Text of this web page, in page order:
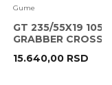
Gume
GT 235/55X19 105V
GRABBER CROSS
15.640,00 RSD